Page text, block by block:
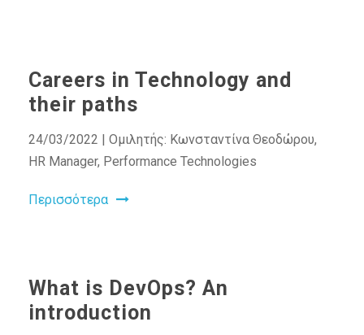
Careers in Technology and
their paths
24/03/2022 | Ομιλητής: Κωνσταντίνα Θεοδώρου,
HR Manager, Performance Technologies
Περισσότερα
What is DevOps? An
introduction